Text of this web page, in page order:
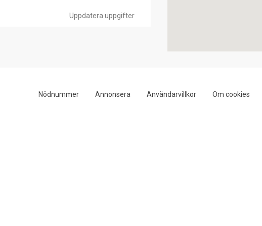
Uppdatera uppgifter
Nödnummer Annonsera Användarvillkor Om cookies